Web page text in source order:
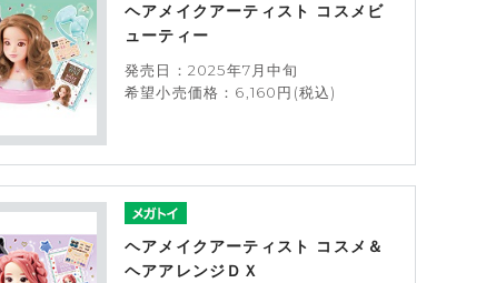
ヘアメイクアーティスト コスメビ
ューティー
発売日：2025年7月中旬
希望小売価格：6,160円(税込)
ヘアメイクアーティスト コスメ＆
ヘアアレンジＤＸ